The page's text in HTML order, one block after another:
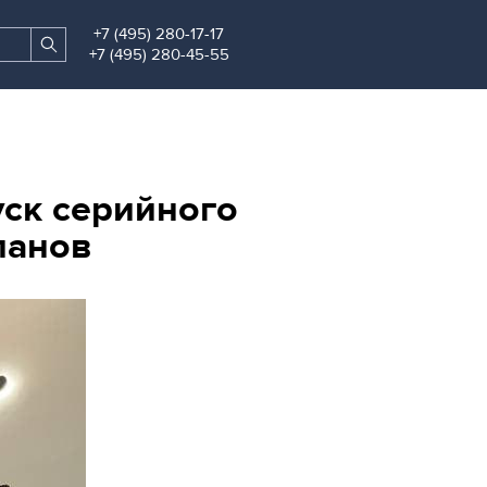
Search
site
Find
+7 (495) 280-17-17
+7 (495) 280-45-55
серийного